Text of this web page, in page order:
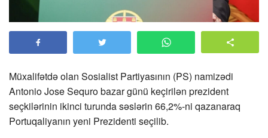
Müxalifətdə olan Sosialist Partiyasının (PS) namizədi
Antonio Jose Sequro bazar günü keçirilən prezident
seçkilərinin ikinci turunda səslərin 66,2%-ni qazanaraq
Portuqaliyanın yeni Prezidenti seçilib.